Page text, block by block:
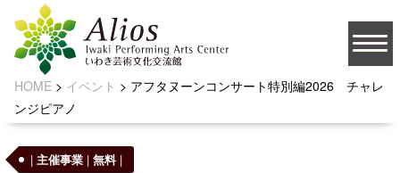
HOME > イベント > アフタヌーンコンサート特別編2026 チャレ
ンジピアノ
| 主催事業 | 無料|